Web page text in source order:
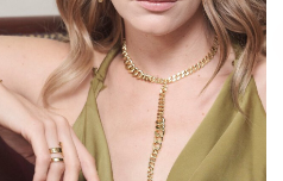
-30%
Collana Girocollo Oro bianco
Perla e Diamanti
Gioielli Artigianali